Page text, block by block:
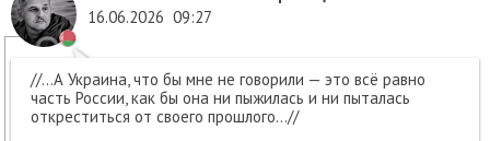
16.06.2026 09:27
//...А Украина, что бы мне не говорили — это всё равно
часть России, как бы она ни пыжилась и ни пыталась
откреститься от своего прошлого...//